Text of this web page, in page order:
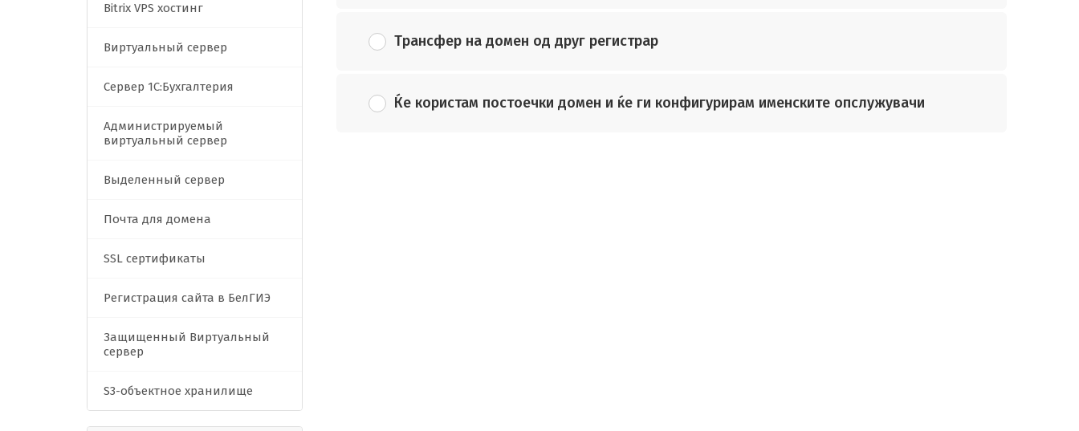
Bitrix VPS хостинг
Виртуальный сервер
Сервер 1C:Бухгалтерия
Администрируемый
виртуальный сервер
Выделенный сервер
Почта для домена
SSL сертификаты
Регистрация сайта в БелГИЭ
Защищенный Виртуальный
сервер
S3-объектное хранилище
Трансфер на домен од друг регистрар
Ќе користам постоечки домен и ќе ги конфигурирам именските опслужувачи